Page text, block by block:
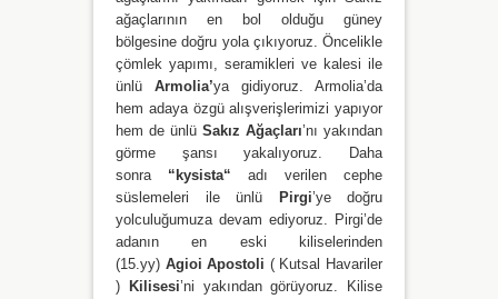
ağaçlarının en bol olduğu güney
bölgesine doğru yola çıkıyoruz. Öncelikle
çömlek yapımı, seramikleri ve kalesi ile
ünlü Armolia’ya gidiyoruz. Armolia’da
hem adaya özgü alışverişlerimizi yapıyor
hem de ünlü Sakız Ağaçları’nı yakından
görme şansı yakalıyoruz. Daha
sonra “kysista“ adı verilen cephe
süslemeleri ile ünlü
Pirgi’ye doğru
yolculuğumuza devam ediyoruz. Pirgi’de
adanın en eski kiliselerinden
(15.yy) Agioi Apostoli ( Kutsal Havariler
)
Kilisesi’ni yakından görüyoruz. Kilise